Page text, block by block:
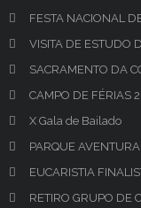
FESTA NACIONAL
VISITA DE ESTUDO
SACRAMENTO DA
CAMPO DE FÉRIAS
X Gala de Bailado
PARQUE
EUCARISTIA
RETIRO GRUPO DE